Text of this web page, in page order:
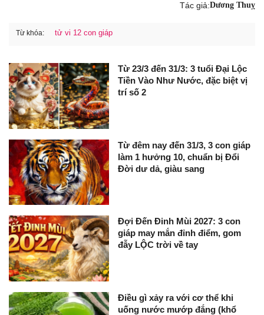
Tác giả:Dương Thuỵ
Từ khóa: tử vi 12 con giáp
Từ 23/3 đến 31/3: 3 tuổi Đại Lộc
Tiền Vào Như Nước, đặc biệt vị
trí số 2
Từ đêm nay đến 31/3, 3 con giáp
làm 1 hưởng 10, chuẩn bị Đổi
Đời dư dả, giàu sang
Đợi Đến Đinh Mùi 2027: 3 con
giáp may mắn đỉnh điểm, gom
đẫy LỘC trời về tay
Điều gì xảy ra với cơ thể khi
uống nước mướp đắng (khổ